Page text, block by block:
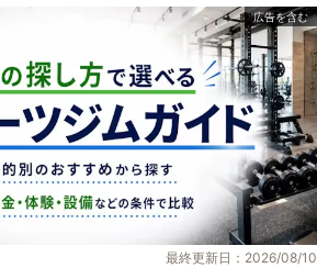
最終更新日：2026/08/10